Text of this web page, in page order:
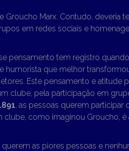
Marx. Contudo, deveria
em redes sociais e
pensamento tem registro
humorista que melhor
Este pensamento e atitude
clube, pela participação em
, as pessoas querem participar
clube, como imaginou Groucho, é
as piores pessoas e